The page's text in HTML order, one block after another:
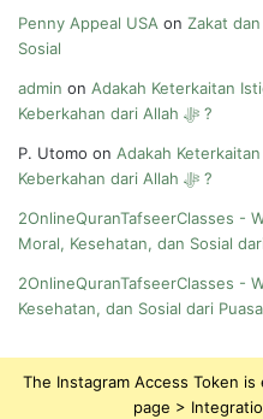
Penny Appeal USA on Zakat
Sosial
admin on Adakah Keterkaitan
Keberkahan dari Allah ﷻ ?
P. Utomo on Adakah
Keberkahan dari Allah ﷻ ?
2OnlineQuranTafseerClasses -
Moral, Kesehatan, dan Sosial
2OnlineQuranTafseerClasses -
Kesehatan, dan Sosial dari
The Instagram Access Token
page >